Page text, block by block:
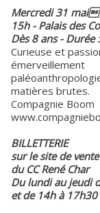
Mercredi 31 mai
15h - Palais des
Dès 8 ans - Durée
Curieuse et
matières brutes.
Compagnie Boom
BILLETTERIE
sur le site de
du CC René Char
Du lundi au jeudi
et de 14h à 17h30